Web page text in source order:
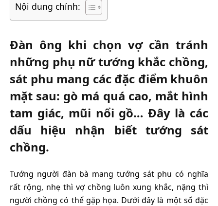
Nội dung chính:
Đàn ông khi chọn vợ cần tránh
những phụ nữ tướng khắc chồng,
sát phu mang các đặc điểm khuôn
mặt sau: gò má quá cao, mắt hình
tam giác, mũi nổi gồ… Đây là các
dấu hiệu nhận biết tướng sát
chồng.
Tướng người đàn bà mang tướng sát phu có nghĩa
rất rộng, nhẹ thì vợ chồng luôn xung khắc, nặng thì
người chồng có thể gặp họa. Dưới đây là một số đặc